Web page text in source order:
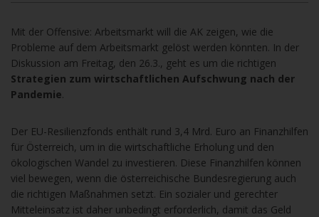
Mit der Offensive: Arbeitsmarkt will die AK zeigen, wie die
Probleme auf dem Arbeitsmarkt gelöst werden könnten. In der
Diskussion am Freitag, den 26.3., geht es um die richtigen
Strategien zum wirtschaftlichen Aufschwung nach der
Pandemie.
Der EU-Resilienzfonds enthält rund 3,4 Mrd. Euro an Finanzhilfen
für Österreich, um in die wirtschaftliche Erholung und den
ökologischen Wandel zu investieren. Diese Finanzhilfen können
viel bewegen, wenn die österreichische Bundesregierung auch
die richtigen Maßnahmen setzt. Ein sozialer und gerechter
Mitteleinsatz ist daher unbedingt erforderlich, damit das Geld